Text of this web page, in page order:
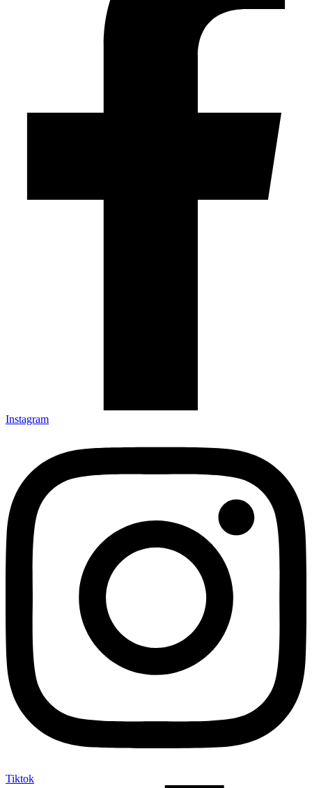
Instagram
Tiktok